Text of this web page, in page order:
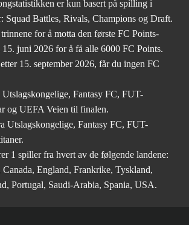
er kun basert på spilling i
Squad Battles, Rivals, Champions og Draft.
for å motta den første FC Points-
juni 2026 for å få alle 6000 FC Points.
15. september 2026, får du ingen FC
Utslagskongelige, Fantasy FC, FUT-
og UEFA Veien til finalen.
Utslagskongelige, Fantasy FC, FUT-
1 spiller fra hvert av de følgende landene:
England, Frankrike, Tyskland,
Portugal, Saudi-Arabia, Spania, USA.